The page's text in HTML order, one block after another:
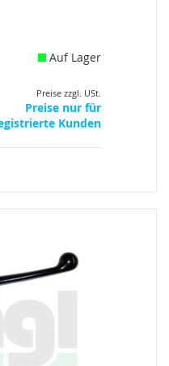
Auf Lager
Preise zzgl. USt.
Preise nur für
Kunden